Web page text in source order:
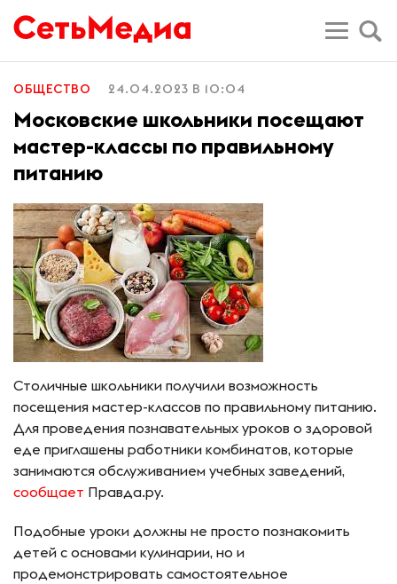
ОБЩЕСТВО 24.04.2023 В 10:04
Московские школьники посещают
мастер-классы по правильному
питанию
Столичные школьники получили возможность
посещения мастер-классов по правильному питанию.
Для проведения познавательных уроков о здоровой
еде приглашены работники комбинатов, которые
занимаются обслуживанием учебных заведений,
сообщает Правда.ру.
Подобные уроки должны не просто познакомить
детей с основами кулинарии, но и
продемонстрировать самостоятельное